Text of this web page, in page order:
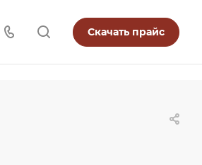
Скачать прайс